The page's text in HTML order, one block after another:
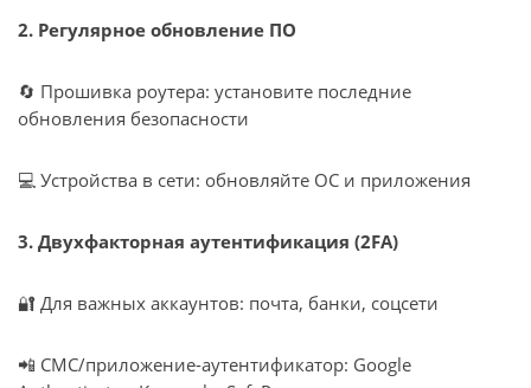
2. Регулярное обновление ПО
🔄 Прошивка роутера: установите последние
обновления безопасности
💻 Устройства в сети: обновляйте ОС и приложения
3. Двухфакторная аутентификация (2FA)
🔐 Для важных аккаунтов: почта, банки, соцсети
📲 СМС/приложение-аутентификатор: Google